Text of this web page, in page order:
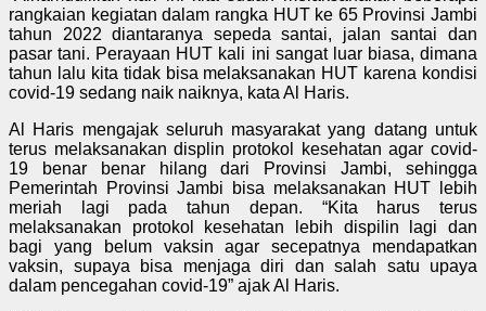
rangkaian kegiatan dalam rangka HUT ke 65 Provinsi Jambi
tahun 2022 diantaranya sepeda santai, jalan santai dan
pasar tani. Perayaan HUT kali ini sangat luar biasa, dimana
tahun lalu kita tidak bisa melaksanakan HUT karena kondisi
covid-19 sedang naik naiknya, kata Al Haris.
Al Haris mengajak seluruh masyarakat yang datang untuk
terus melaksanakan displin protokol kesehatan agar covid-
19 benar benar hilang dari Provinsi Jambi, sehingga
Pemerintah Provinsi Jambi bisa melaksanakan HUT lebih
meriah lagi pada tahun depan. “Kita harus terus
melaksanakan protokol kesehatan lebih dispilin lagi dan
bagi yang belum vaksin agar secepatnya mendapatkan
vaksin, supaya bisa menjaga diri dan salah satu upaya
dalam pencegahan covid-19” ajak Al Haris.